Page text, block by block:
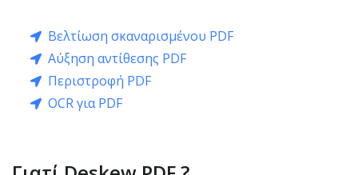
Βελτίωση σκαναρισμένου PDF
Αύξηση αντίθεσης PDF
Περιστροφή PDF
OCR για PDF